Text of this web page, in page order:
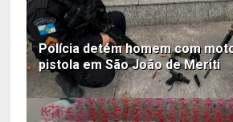
Polícia detém homem com
pistola em São João de Meriti